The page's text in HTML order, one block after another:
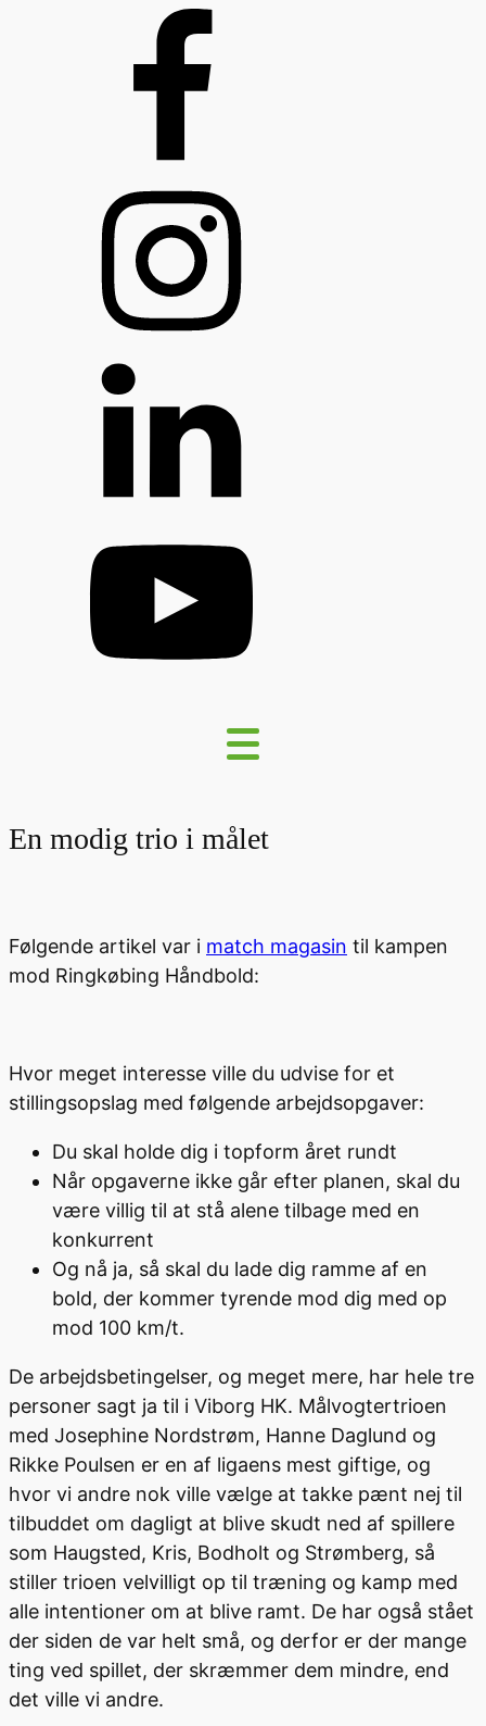
En modig trio i målet
Følgende artikel var i match magasin til kampen
mod Ringkøbing Håndbold:
Hvor meget interesse ville du udvise for et
stillingsopslag med følgende arbejdsopgaver:
Du skal holde dig i topform året rundt
Når opgaverne ikke går efter planen, skal du
være villig til at stå alene tilbage med en
konkurrent
Og nå ja, så skal du lade dig ramme af en
bold, der kommer tyrende mod dig med op
mod 100 km/t.
De arbejdsbetingelser, og meget mere, har hele tre
personer sagt ja til i Viborg HK. Målvogtertrioen
med Josephine Nordstrøm, Hanne Daglund og
Rikke Poulsen er en af ligaens mest giftige, og
hvor vi andre nok ville vælge at takke pænt nej til
tilbuddet om dagligt at blive skudt ned af spillere
som Haugsted, Kris, Bodholt og Strømberg, så
stiller trioen velvilligt op til træning og kamp med
alle intentioner om at blive ramt. De har også stået
der siden de var helt små, og derfor er der mange
ting ved spillet, der skræmmer dem mindre, end
det ville vi andre.